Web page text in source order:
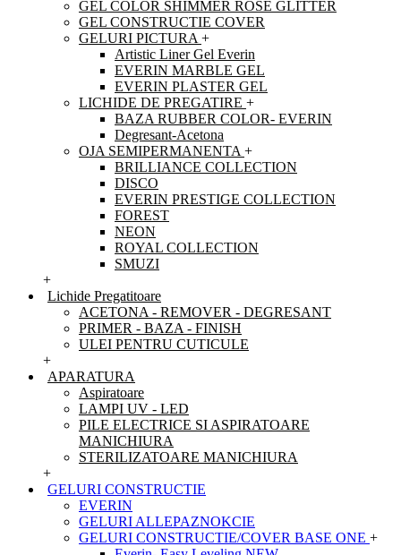
GEL COLOR SHIMMER ROSE GLITTER
GEL CONSTRUCTIE COVER
GELURI PICTURA +
Artistic Liner Gel Everin
EVERIN MARBLE GEL
EVERIN PLASTER GEL
LICHIDE DE PREGATIRE +
BAZA RUBBER COLOR- EVERIN
Degresant-Acetona
OJA SEMIPERMANENTA +
BRILLIANCE COLLECTION
DISCO
EVERIN PRESTIGE COLLECTION
FOREST
NEON
ROYAL COLLECTION
SMUZI
+
Lichide Pregatitoare
ACETONA - REMOVER - DEGRESANT
PRIMER - BAZA - FINISH
ULEI PENTRU CUTICULE
+
APARATURA
Aspiratoare
LAMPI UV - LED
PILE ELECTRICE SI ASPIRATOARE
MANICHIURA
STERILIZATOARE MANICHIURA
+
GELURI CONSTRUCTIE
EVERIN
GELURI ALLEPAZNOKCIE
GELURI CONSTRUCTIE/COVER BASE ONE +